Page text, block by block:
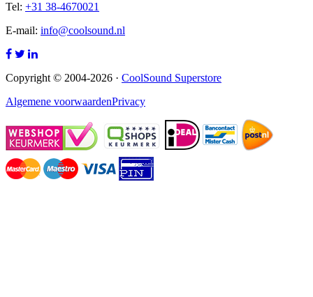
Tel: +31 38-4670021
E-mail: info@coolsound.nl
Copyright © 2004-2026 · CoolSound Superstore
Algemene voorwaardenPrivacy